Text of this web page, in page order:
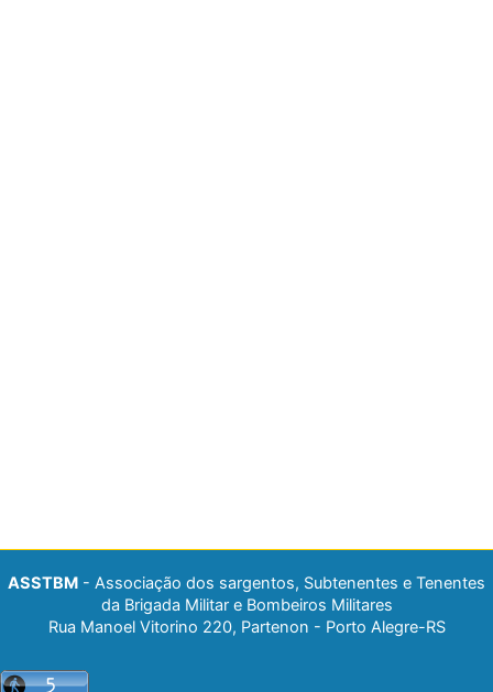
ASSTBM - Associação dos sargentos, Subtenentes e Tenentes
da Brigada Militar e Bombeiros Militares
Rua Manoel Vitorino 220, Partenon - Porto Alegre-RS